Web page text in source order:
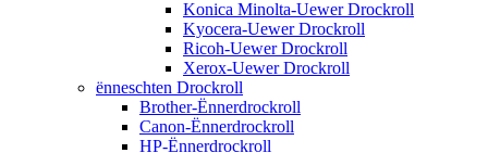
Konica Minolta-Uewer Drockroll
Kyocera-Uewer Drockroll
Ricoh-Uewer Drockroll
Xerox-Uewer Drockroll
ënneschten Drockroll
Brother-Ënnerdrockroll
Canon-Ënnerdrockroll
HP-Ënnerdrockroll